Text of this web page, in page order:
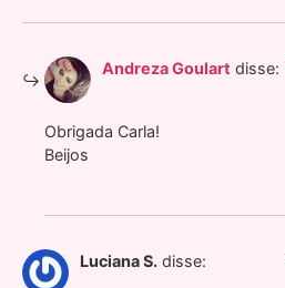
Andreza Goulart disse:
Obrigada Carla!
Beijos
Luciana S. disse: